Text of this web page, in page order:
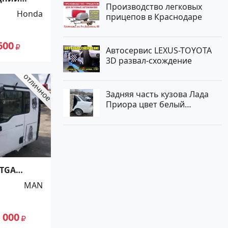
2003Honda
MAN
000
Производство легковых
прицепов в Краснодаре
Автосервис LEXUS-TOYOTA
3D развал-схождение
Задняя часть кузова Лада
Приора цвет белый